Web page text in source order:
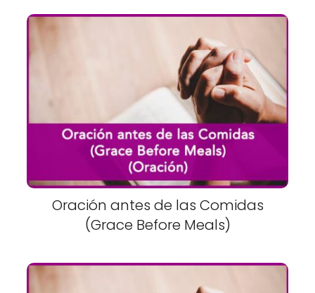
Oración antes de las Comidas
(Grace Before Meals)